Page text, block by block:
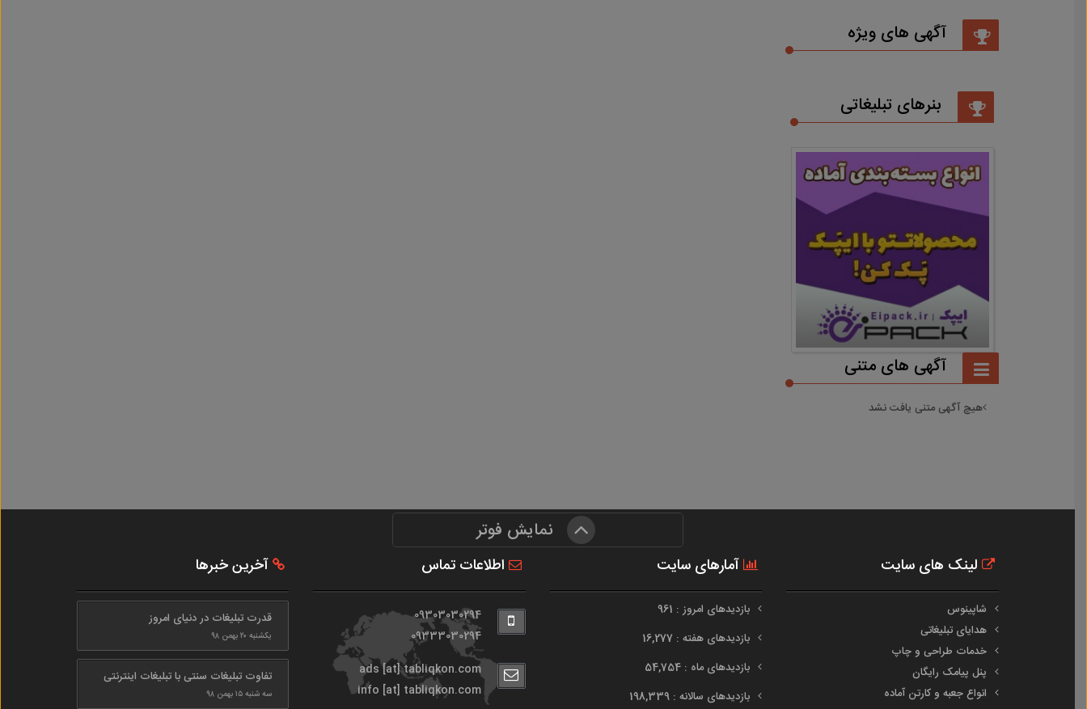
آگهی های ویژه
بنرهای تبلیغاتی
آگهی های متنی
هیچ آگهی متنی یافت نشد
نمایش فوتر
لینک های سایت
شاپینوس
هدایای تبلیغاتی
خدمات طراحی و چاپ
پنل پیامک رایگان
انواع جعبه و کارتن آماده
آمارهای سایت
بازدیدهای امروز : 961
بازدیدهای هفته : 16,277
بازدیدهای ماه : 54,754
بازدیدهای سالانه : 198,339
اطلاعات تماس
09303030294
09333030294
ads [at] tabliqkon.com
info [at] tabliqkon.com
آخرین خبرها
قدرت تبلیغات در دنیای امروز
یکشنبه ۲۰ بهمن ۹۸
تفاوت تبلیغات سنتی با تبلیغات اینترنتی
سه شنبه ۱۵ بهمن ۹۸